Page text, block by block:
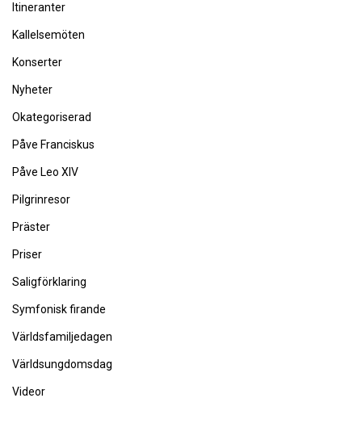
Itineranter
Kallelsemöten
Konserter
Nyheter
Okategoriserad
Påve Franciskus
Påve Leo XIV
Pilgrinresor
Präster
Priser
Saligförklaring
Symfonisk firande
Världsfamiljedagen
Världsungdomsdag
Videor